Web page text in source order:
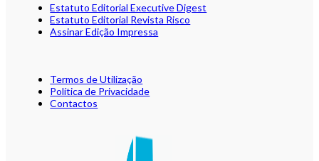
Estatuto Editorial Executive Digest
Estatuto Editorial Revista Risco
Assinar Edição Impressa
Termos de Utilização
Política de Privacidade
Contactos